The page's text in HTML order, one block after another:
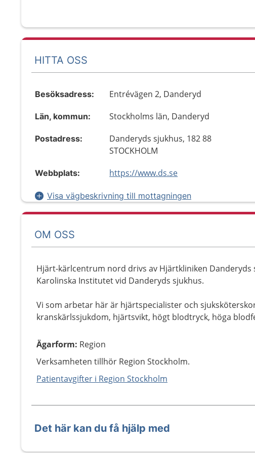
HITTA OSS
Besöksadress: Entrévägen 2, Danderyd
Län, kommun: Stockholms län, Danderyd
Postadress:
Danderyds sjukhus, 182 88
STOCKHOLM
Webbplats: https://www.ds.se
Visa vägbeskrivning till mottagningen
OM OSS
Hjärt-kärlcentrum nord drivs av Hjärtkliniken Danderyds
Karolinska Institutet vid Danderyds sjukhus.
Vi som arbetar här är hjärtspecialister och
kranskärlssjukdom, hjärtsvikt, högt blodtryck, höga
Ägarform: Region
Verksamheten tillhör Region Stockholm.
Patientavgifter i Region Stockholm
Det här kan du få hjälp med